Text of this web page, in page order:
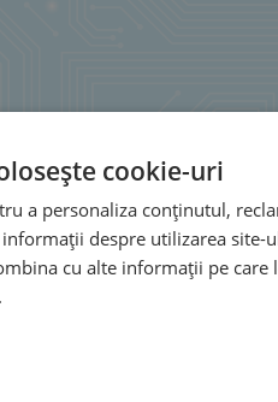
cookie-uri
a personaliza conținutul,
despre utilizarea
cu alte informații pe